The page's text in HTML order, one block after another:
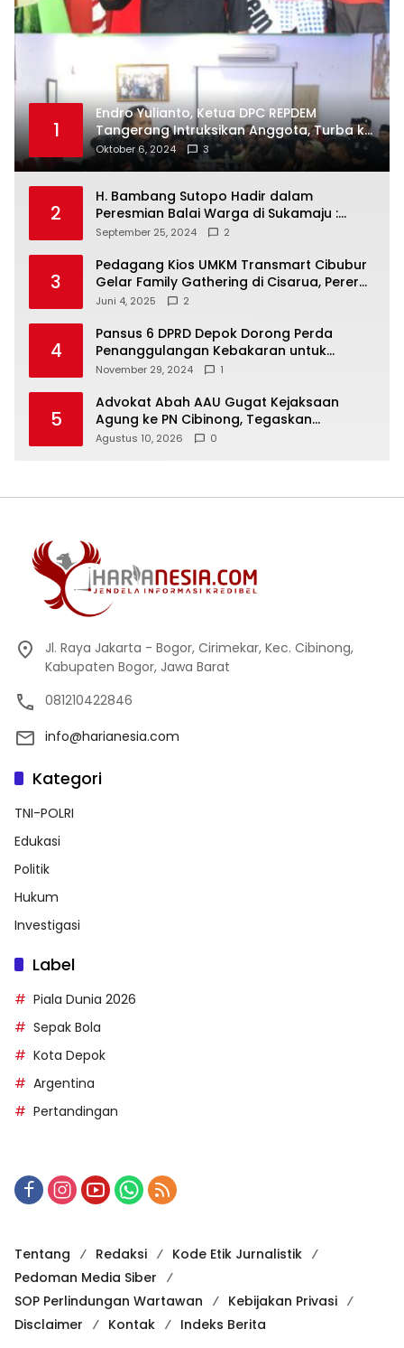
1
Endro Yulianto, Ketua DPC REPDEM
Tangerang Intruksikan Anggota, Turba ke
Masyarakat Dan Jalani Apa Yang di
Putuskan RAKERCABSUS
Oktober 6, 2024 3
2
H. Bambang Sutopo Hadir dalam
Peresmian Balai Warga di Sukamaju :
Wadah Baru untuk Kolaborasi dan
September 25, 2024 2
3
Pedagang Kios UMKM Transmart Cibubur
Gelar Family Gathering di Cisarua, Pererat
Silaturahmi dan Kekompakan
Juni 4, 2025 2
4
Pansus 6 DPRD Depok Dorong Perda
Penanggulangan Kebakaran untuk
Keselamatan Warga
November 29, 2024 1
5
Advokat Abah AAU Gugat Kejaksaan
Agung ke PN Cibinong, Tegaskan
Penegakan UU TPKS dan Hak Restitusi
Agustus 10, 2026 0
Jl. Raya Jakarta - Bogor, Cirimekar, Kec. Cibinong,
Kabupaten Bogor, Jawa Barat
081210422846
info@harianesia.com
Kategori
TNI-POLRI
Edukasi
Politik
Hukum
Investigasi
Label
Piala Dunia 2026
Sepak Bola
Kota Depok
Argentina
Pertandingan
Tentang Redaksi
Kode Etik Jurnalistik
Pedoman Media Siber
SOP Perlindungan Wartawan
Kebijakan Privasi
Disclaimer
Kontak
Indeks Berita